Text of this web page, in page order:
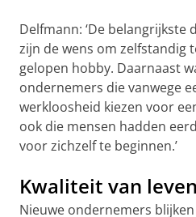
Delfmann: ‘De
zijn de wens om zelfstandig
gelopen hobby. Daarnaast
ondernemers die vanwege
werkloosheid kiezen voor
ook die mensen hadden
voor zichzelf te beginnen.’
Kwaliteit van leven
Nieuwe ondernemers